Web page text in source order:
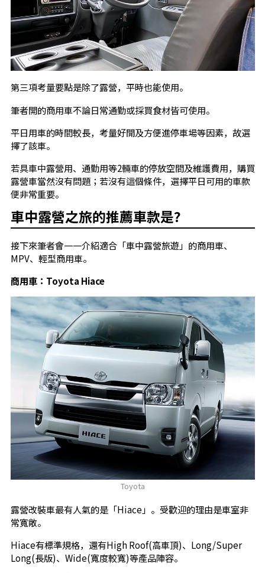
第三項考量要點是除了露營，平時也能使用。
筆者開的商用車不論日常通勤或採買食材皆可使用。
平日用車的時間較長，考量好開及方便進停車場等因素，故選
擇了該車。
若具車中露營用、通勤用等2輛車的停放空間及維護費用，購買
露營車當然沒有問題；若沒有這個條件，選擇平日可用的車款
便非常重要。
車中露營之旅的推薦車款是?
接下來筆者會一一介紹適合「車中露營旅遊」的商用車、
MPV、輕型商用車。
商用車：Toyota Hiace
Toyota
露營改裝車最有人氣的是「Hiace」。受歡迎的理由是車室非
常寬敞。
Hiace有標準規格，還有High Roof(高車頂)、Long/Super
Long(長版)、Wide(寬度較寬)等產品陣容。